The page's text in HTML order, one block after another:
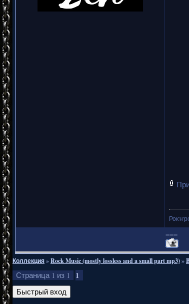
===
Коллекция»Rock Music (mostly lossless and a small part mp3)»
Страница 1 из 1 1